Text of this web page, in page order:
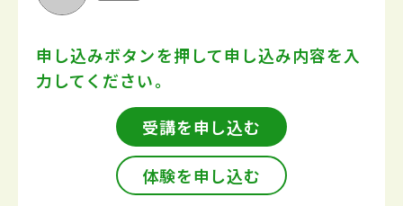
申し込みボタンを押して申し込み内容を入
力してください。
受講を申し込む
体験を申し込む